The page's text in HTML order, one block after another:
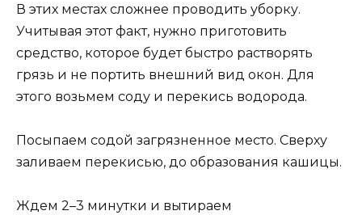
В этих местах сложнее проводить уборку.
Учитывая этот факт, нужно приготовить
средство, которое будет быстро растворять
грязь и не портить внешний вид окон. Для
этого возьмем соду и перекись водорода.
Посыпаем содой загрязненное место. Сверху
заливаем перекисью, до образования кашицы.
Ждем 2–3 минутки и вытираем